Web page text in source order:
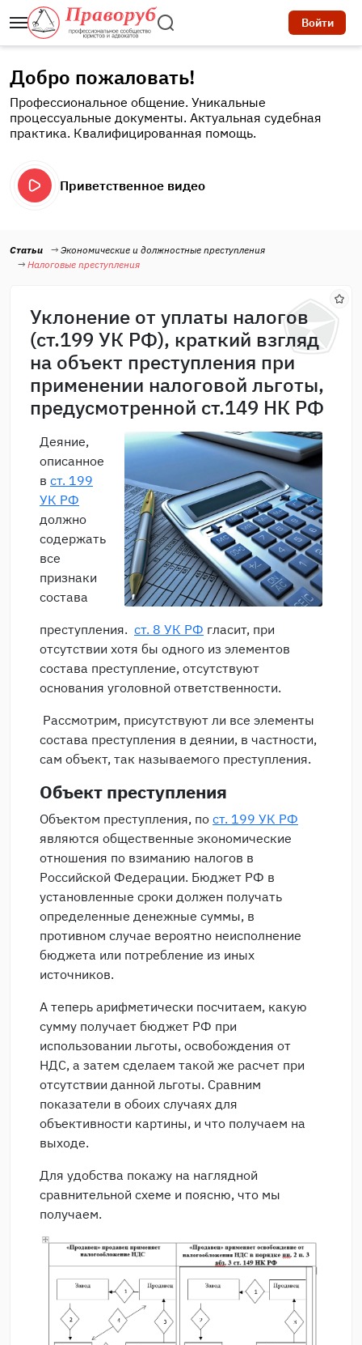
Войти
Добро пожаловать!
Профессиональное общение. Уникальные
процессуальные документы. Актуальная судебная
практика. Квалифицированная помощь.
Приветственное видео
Статьи
Экономические и должностные преступления
Налоговые преступления
Уклонение от уплаты налогов
(ст.199 УК РФ), краткий взгляд
на объект преступления при
применении налоговой льготы,
предусмотренной ст.149 НК РФ
Деяние,
описанное
в ст. 199
УК РФ
должно
содержать
все
признаки
состава
преступления. ст. 8 УК РФ гласит, при
отсутствии хотя бы одного из элементов
состава преступление, отсутствуют
основания уголовной ответственности.
Рассмотрим, присутствуют ли все элементы
состава преступления в деянии, в частности,
сам объект, так называемого преступления.
Объект преступления
Объектом преступления, по ст. 199 УК РФ
являются общественные экономические
отношения по взиманию налогов в
Российской Федерации. Бюджет РФ в
установленные сроки должен получать
определенные денежные суммы, в
противном случае вероятно неисполнение
бюджета или потребление из иных
источников.
А теперь арифметически посчитаем, какую
сумму получает бюджет РФ при
использовании льготы, освобождения от
НДС, а затем сделаем такой же расчет при
отсутствии данной льготы. Сравним
показатели в обоих случаях для
объективности картины, и что получаем на
выходе.
Для удобства покажу на наглядной
сравнительной схеме и поясню, что мы
получаем.